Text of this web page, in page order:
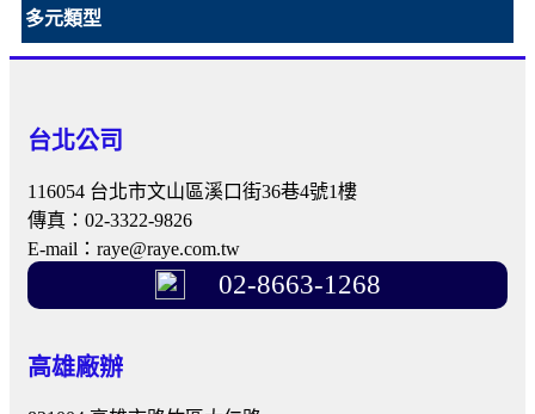
多元類型
台北公司
116054 台北市文山區溪口街36巷4號1樓
傳真：02-3322-9826
E-mail：raye@raye.com.tw
02-8663-1268
高雄廠辦